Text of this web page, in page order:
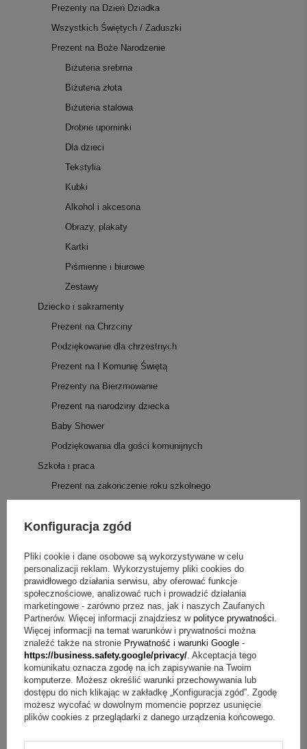
Prezenty na Dzień Dziadka
Wszystkich Świętych / Zaduszki
Prezent na Boże Narodzenie
Biżuteria srebrna
Biżuteria złota
Biżuteria stalowa
Drobne upominki
Dla dzieci
Tekstylia
Kubki
Alkohol i akcesoria
Obrazy, plakaty
Kartki
Piśmienne i biurowe
Zestawy
Dziecko i sakramenty
Prezent na Chrzciny
Podziękowanie dla chrzestnych
Prezent na I Komunię Świętą
Prezenty na Bierzmowanie
Prezent na narodziny dziecka
Baby Shower
Podziękowania dla gości komunijnych
Szkoła i praca
Prezent na zakończenie roku szkolnego
Podziękowania dla nauczycieli
Prezent na parapetówkę
Rodzaje prezentów
Artykuły Szkolne
Torby/Plecaki
Piórniki
Bidony
Zestawy
Zestawy do rysowania i malowania
Śniadaniówki
Zegary szklane
Konfiguracja zgód
Pliki cookie i dane osobowe są wykorzystywane w celu
personalizacji reklam. Wykorzystujemy pliki cookies do
prawidłowego działania serwisu, aby oferować funkcje
społecznościowe, analizować ruch i prowadzić działania
marketingowe - zarówno przez nas, jak i naszych Zaufanych
Partnerów. Więcej informacji znajdziesz w polityce prywatności.
Więcej informacji na temat warunków i prywatności można
znaleźć także na stronie Prywatność i warunki Google -
https://business.safety.google/privacy/. Akceptacja tego
komunikatu oznacza zgodę na ich zapisywanie na Twoim
komputerze. Możesz określić warunki przechowywania lub
dostępu do nich klikając w zakładkę „Konfiguracja zgód”. Zgodę
możesz wycofać w dowolnym momencie poprzez usunięcie
plików cookies z przeglądarki z danego urządzenia końcowego.